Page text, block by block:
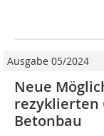
Ausgabe 05/2024
Neue
rezyklierten
Betonbau